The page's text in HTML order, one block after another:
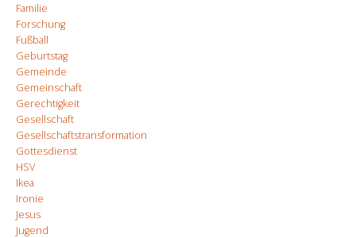
Familie
Forschung
Fußball
Geburtstag
Gemeinde
Gemeinschaft
Gerechtigkeit
Gesellschaft
Gesellschaftstransformation
Gottesdienst
HSV
Ikea
Ironie
Jesus
Jugend